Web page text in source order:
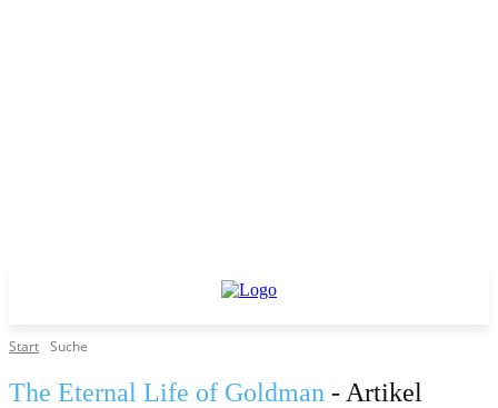
Start Suche
The Eternal Life of Goldman - Artikel